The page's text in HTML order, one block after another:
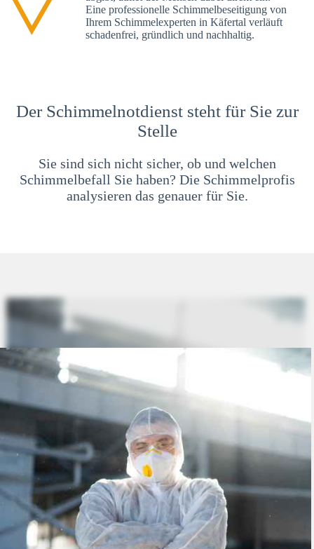
Eine professionelle Schimmelbeseitigung von
Ihrem Schimmelexperten in Käfertal verläuft
schadenfrei, gründlich und nachhaltig.
Der Schimmelnotdienst steht für Sie zur
Stelle
Sie sind sich nicht sicher, ob und welchen
Schimmelbefall Sie haben? Die Schimmelprofis
analysieren das genauer für Sie.